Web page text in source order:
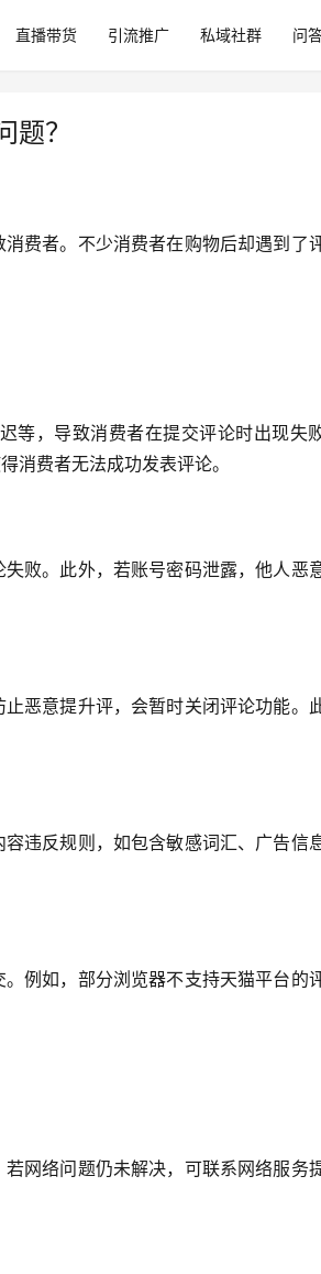
直播带货 引流推广 私域社群 问
？
费者。不少消费者在购物后却遇到了
等，导致消费者在提交评论时出现失
消费者无法成功发表评论。
败。此外，若账号密码泄露，他人恶
恶意提升评，会暂时关闭评论功能。此
违反规则，如包含敏感词汇、广告信息
例如，部分浏览器不支持天猫平台的
网络问题仍未解决，可联系网络服务